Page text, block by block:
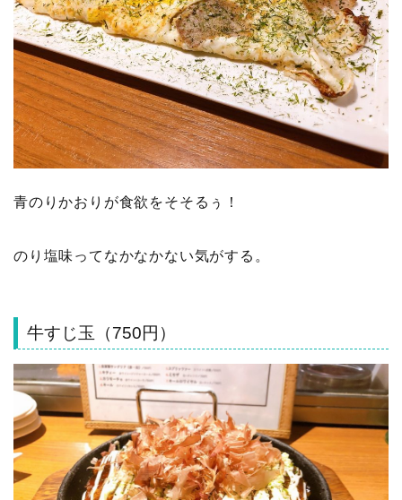
青のりかおりが食欲をそそるぅ！
のり塩味ってなかなかない気がする。
牛すじ玉（750円）